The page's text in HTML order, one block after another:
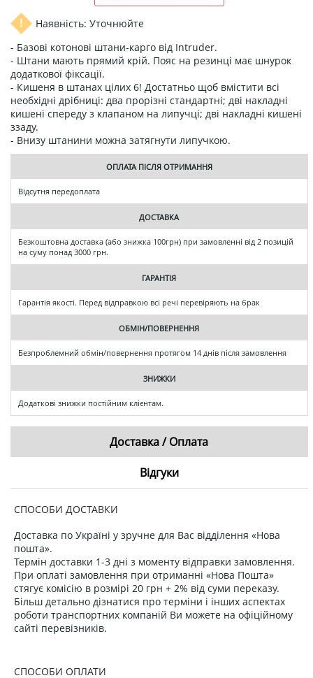
Наявність: Уточнюйте
- Базові котонові штани-карго від Intruder.
- Штани мають прямий крій. Пояс на резинці має шнурок
додаткової фіксації.
- Кишеня в штанах цілих 6! Достатньо щоб вмістити всі
необхідні дрібниці: два прорізні стандартні; дві накладні
кишені спереду з клапаном на липучці; дві накладні кишені
ззаду.
- Внизу штанини можна затягнути липучкою.
ОПЛАТА ПІСЛЯ ОТРИМАННЯ
Відсутня передоплата
ДОСТАВКА
Безкоштовна доставка (або знижка 100грн) при замовленні від 2 позицій
на суму понад 3000 грн.
ГАРАНТІЯ
Гарантія якості. Перед відправкою всі речі перевіряють на брак
ОБМІН/ПОВЕРНЕННЯ
Безпроблемний обмін/повернення протягом 14 днів після замовлення
ЗНИЖКИ
Додаткові знижки постійним клієнтам.
Доставка / Оплата
Відгуки
СПОСОБИ ДОСТАВКИ
Доставка по Україні у зручне для Вас відділення «Нова
пошта».
Термін доставки 1-3 дні з моменту відправки замовлення.
При оплаті замовлення при отриманні «Нова Пошта»
стягує комісію в розмірі 20 грн + 2% від суми переказу.
Більш детально дізнатися про терміни і інших аспектах
роботи транспортних компаній Ви можете на офіційному
сайті перевізників.
СПОСОБИ ОПЛАТИ